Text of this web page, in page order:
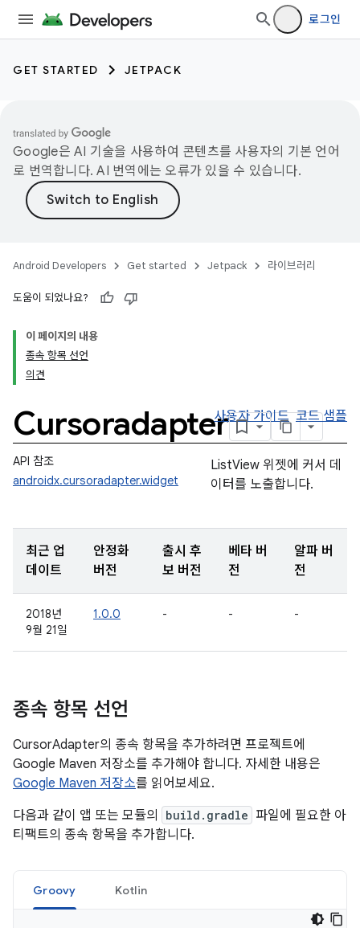
로그인
GET STARTED JETPACK
Google은 AI 기술을 사용하여 콘텐츠를 사용자의 기본 언어
로 번역합니다. AI 번역에는 오류가 있을 수 있습니다.
Android Developers Get started Jetpack 라이브러리
도움이 되었나요?
이 페이지의 내용
종속 항목 선언
의견
Cursoradapter사용자 가이드 코드 샘플
API 참조
androidx.cursoradapter.widget
ListView 위젯에 커서 데
이터를 노출합니다.
최근 업
데이트
안정화
버전
출시 후
보 버전
베타 버
전
알파 버
전
2018년
9월 21일
1.0.0 - - -
종속 항목 선언
CursorAdapter의 종속 항목을 추가하려면 프로젝트에
Google Maven 저장소를 추가해야 합니다. 자세한 내용은
Google Maven 저장소를 읽어보세요.
다음과 같이 앱 또는 모듈의
build.gradle 파일에 필요한 아
티팩트의 종속 항목을 추가합니다.
Groovy Kotlin